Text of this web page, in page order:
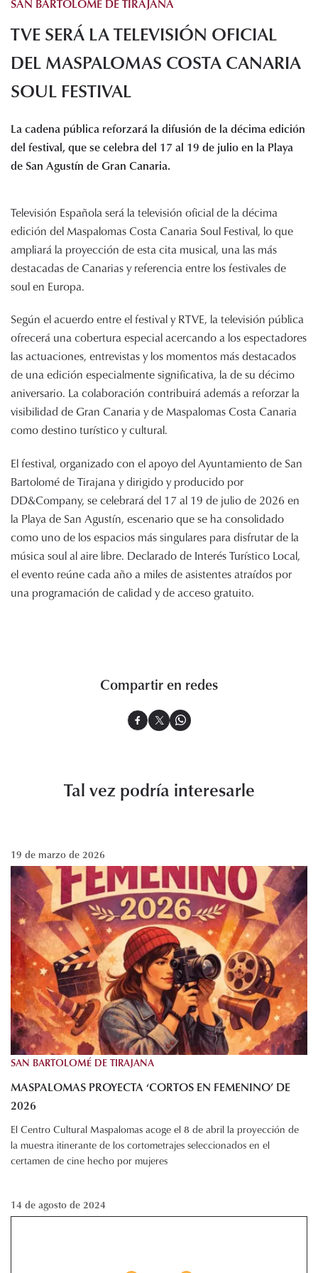
Servicios
Noticias
Documentos
Audiovisuales
Transparencia
Contacto
SAN BARTOLOMÉ DE TIRAJANA
TVE SERÁ LA TELEVISIÓN OFICIAL
DEL MASPALOMAS COSTA CANARIA
SOUL FESTIVAL
La cadena pública reforzará la difusión de la décima edición
del festival, que se celebra del 17 al 19 de julio en la Playa
de San Agustín de Gran Canaria.
Televisión Española será la televisión oficial de la décima
edición del Maspalomas Costa Canaria Soul Festival, lo que
ampliará la proyección de esta cita musical, una las más
destacadas de Canarias y referencia entre los festivales de
soul en Europa.
Según el acuerdo entre el festival y RTVE, la televisión pública
ofrecerá una cobertura especial acercando a los espectadores
las actuaciones, entrevistas y los momentos más destacados
de una edición especialmente significativa, la de su décimo
aniversario. La colaboración contribuirá además a reforzar la
visibilidad de Gran Canaria y de Maspalomas Costa Canaria
como destino turístico y cultural.
El festival, organizado con el apoyo del Ayuntamiento de San
Bartolomé de Tirajana y dirigido y producido por
DD&Company, se celebrará del 17 al 19 de julio de 2026 en
la Playa de San Agustín, escenario que se ha consolidado
como uno de los espacios más singulares para disfrutar de la
música soul al aire libre. Declarado de Interés Turístico Local,
el evento reúne cada año a miles de asistentes atraídos por
una programación de calidad y de acceso gratuito.
Compartir en redes
Tal vez podría interesarle
19 de marzo de 2026
SAN BARTOLOMÉ DE TIRAJANA
MASPALOMAS PROYECTA ‘CORTOS EN FEMENINO’ DE
2026
El Centro Cultural Maspalomas acoge el 8 de abril la proyección de
la muestra itinerante de los cortometrajes seleccionados en el
certamen de cine hecho por mujeres
14 de agosto de 2024